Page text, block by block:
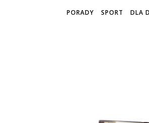
PORADY SPORT DLA